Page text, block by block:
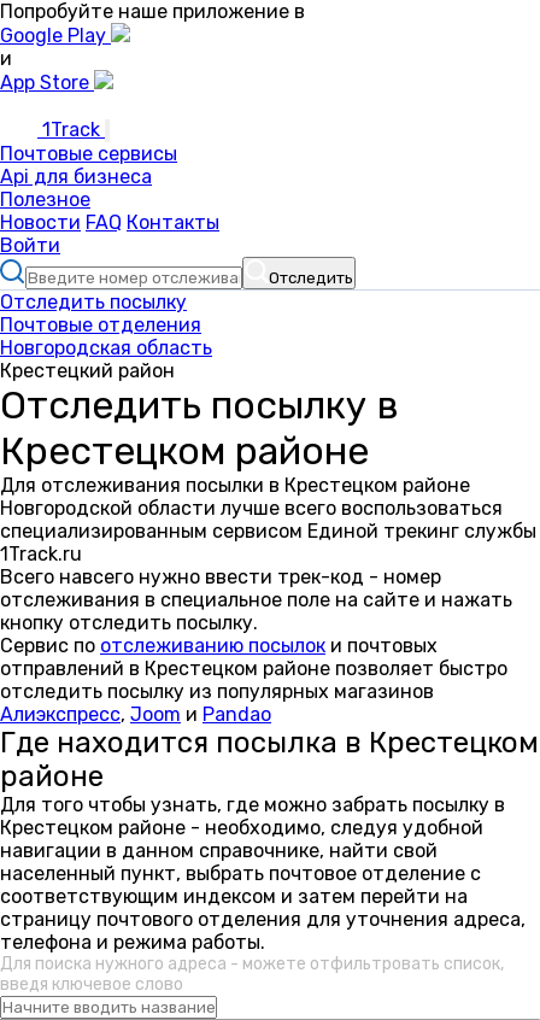
Попробуйте наше приложение в
Google Play
и
App Store
1Track
Почтовые сервисы
Api для бизнеса
Полезное
Новости FAQ Контакты
Войти
Отследить
Отследить посылку
Почтовые отделения
Новгородская область
Крестецкий район
Отследить посылку в
Крестецком районе
Для отслеживания посылки в Крестецком районе
Новгородской области лучше всего воспользоваться
специализированным сервисом Единой трекинг службы
1Track.ru
Всего навсего нужно ввести трек-код - номер
отслеживания в специальное поле на сайте и нажать
кнопку отследить посылку.
Сервис по отслеживанию посылок и почтовых
отправлений в Крестецком районе позволяет быстро
отследить посылку из популярных магазинов
Алиэкспресс, Joom и Pandao
Где находится посылка в Крестецком
районе
Для того чтобы узнать, где можно забрать посылку в
Крестецком районе - необходимо, следуя удобной
навигации в данном справочнике, найти свой
населенный пункт, выбрать почтовое отделение с
соответствующим индексом и затем перейти на
страницу почтового отделения для уточнения адреса,
телефона и режима работы.
Для поиска нужного адреса - можете отфильтровать список,
введя ключевое слово